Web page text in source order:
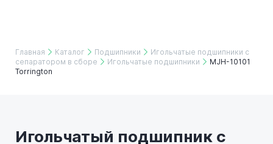
Главная Каталог Подшипники
Игольчатые подшипники с
сепаратором в сборе
Игольчатые подшипники
MJH-10101
Torrington
Игольчатый подшипник с